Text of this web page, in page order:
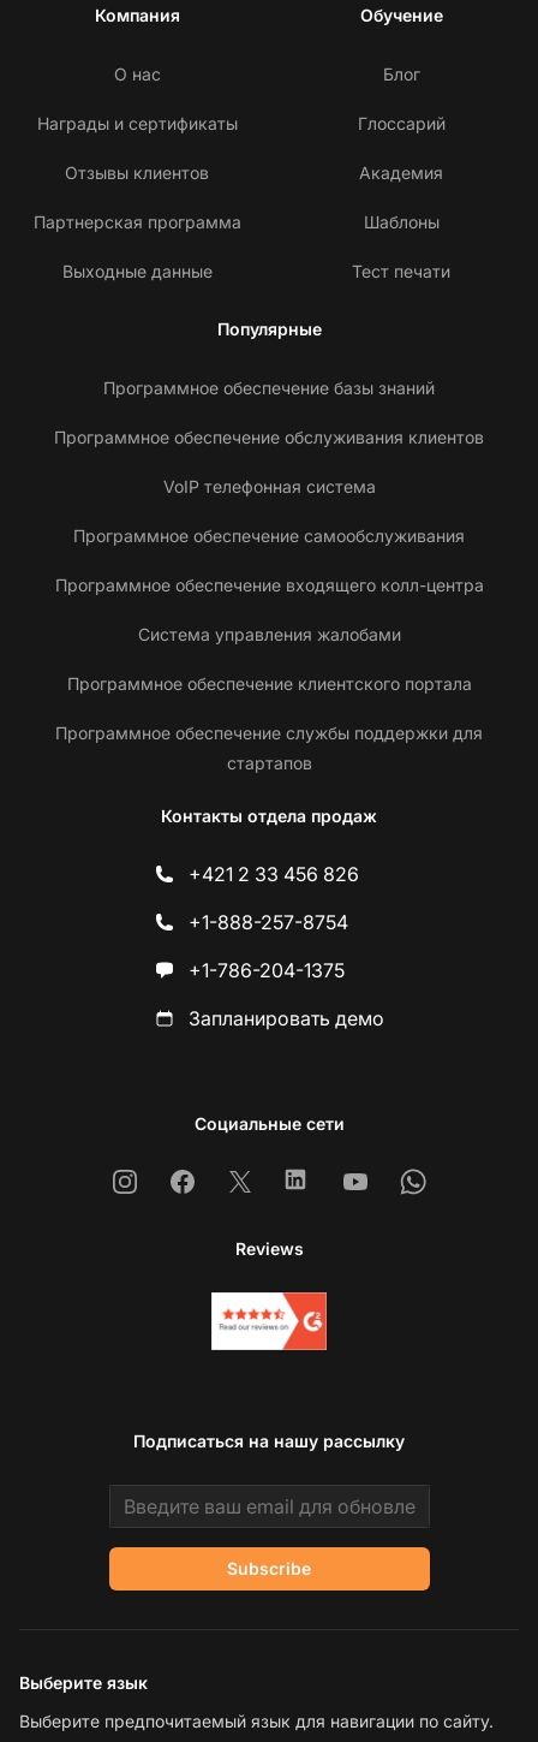
Компания
О нас
Награды и сертификаты
Отзывы клиентов
Партнерская программа
Выходные данные
Обучение
Блог
Глоссарий
Академия
Шаблоны
Тест печати
Популярные
Программное обеспечение базы знаний
Программное обеспечение обслуживания клиентов
VoIP телефонная система
Программное обеспечение самообслуживания
Программное обеспечение входящего колл-центра
Система управления жалобами
Программное обеспечение клиентского портала
Программное обеспечение службы поддержки для
стартапов
Контакты отдела продаж
+421 2 33 456 826
+1-888-257-8754
+1-786-204-1375
Запланировать демо
Социальные сети
InstagramFacebook
X LinkedinYoutubeWhatsapp
Reviews
Подписаться на нашу рассылку
Email address
Subscribe
Выберите язык
Выберите предпочитаемый язык для навигации по сайту.